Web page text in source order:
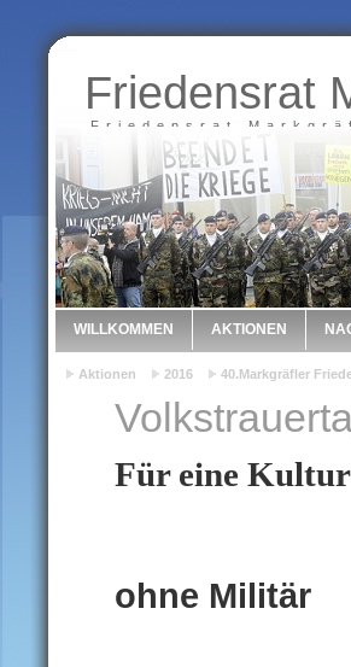
Friedensrat
Friedensrat
WILLKOMMEN AKTIONEN
Aktionen 2016 40.Markgräfler
Für eine Kultur
ohne Militär